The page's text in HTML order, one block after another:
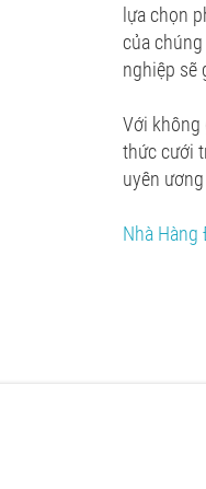
lựa chọn
của
nghiệp sẽ
Với không
thức cưới
uyên
Nhà Hàng